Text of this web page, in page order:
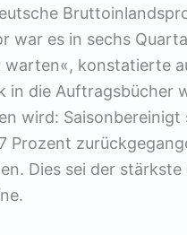
war es in sechs
konstatierte
in die Auftragsbücher
wird:
Prozent
Dies sei der stärkste